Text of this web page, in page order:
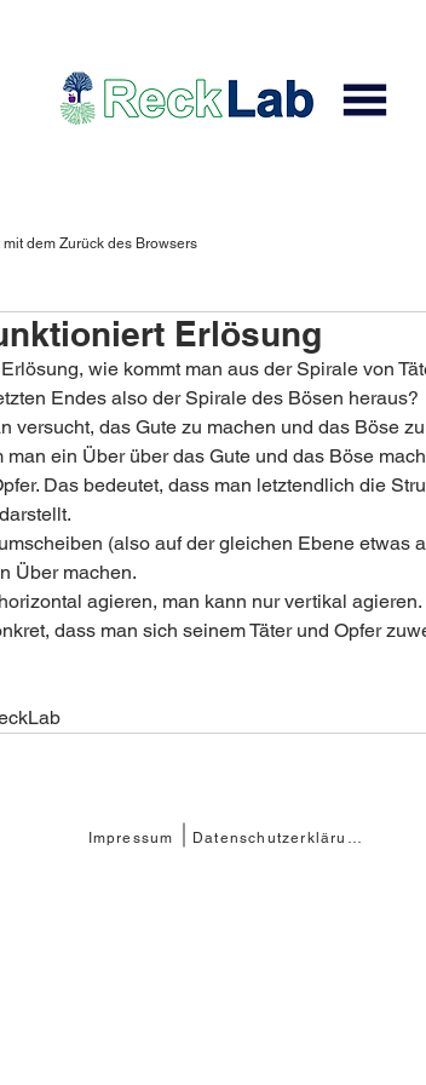
dem Zurück des Browsers
Erlösung
wie kommt man aus der Spirale von
Endes also der Spirale des Bösen heraus?
versucht, das Gute zu machen und das Böse
man ein Über über das Gute und das Böse
Das bedeutet, dass man letztendlich die
(also auf der gleichen Ebene etwas
Über machen.
agieren, man kann nur vertikal agieren.
dass man sich seinem Täter und Opfer
Impressum